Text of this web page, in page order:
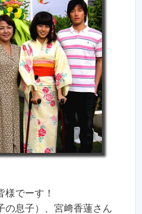
様でーす！
の息子）、宮﨑香蓮さん